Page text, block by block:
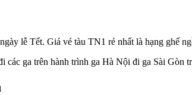
lễ Tết. Giá vé tàu TN1 rẻ nhất là hạng ghế
ga trên hành trình ga Hà Nội đi ga Sài Gòn